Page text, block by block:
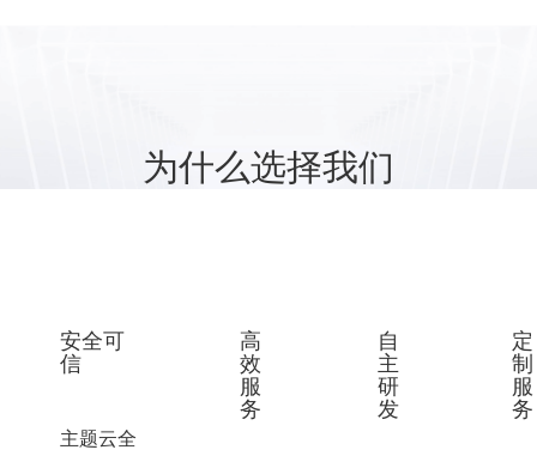
为什么选择我们
安全可
信
主题云全
高
效
服
务
自
主
研
发
定
制
服
务